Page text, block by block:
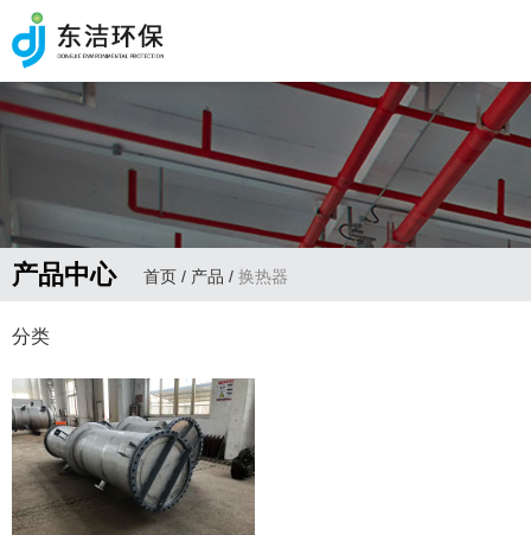
产品中心 首页/ 产品 /换热器
分类